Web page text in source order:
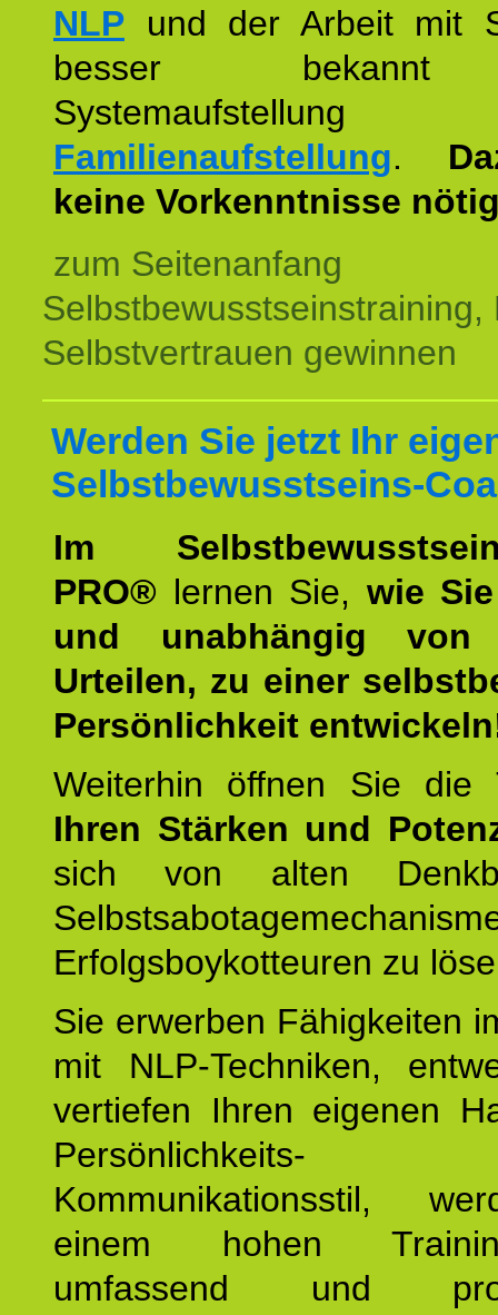
NLP und der Arbeit mit
besser
Familienaufstellung.
keine Vorkenntnisse
zum Seitenanfang
Selbstbewusstseinstraining,
Selbstvertrauen gewinnen
Werden Sie jetzt Ihr
Selbstbewusstseins-
Im
PRO® lernen Sie, wie
und unabhängig von
Urteilen, zu einer
Persönlichkeit
Weiterhin öffnen Sie
Ihren Stärken und
sich von alten
Erfolgsboykotteuren zu
Sie erwerben Fähigkeiten
mit NLP-Techniken,
vertiefen Ihren eigenen
Kommunikationsstil,
einem hohen
umfassend und